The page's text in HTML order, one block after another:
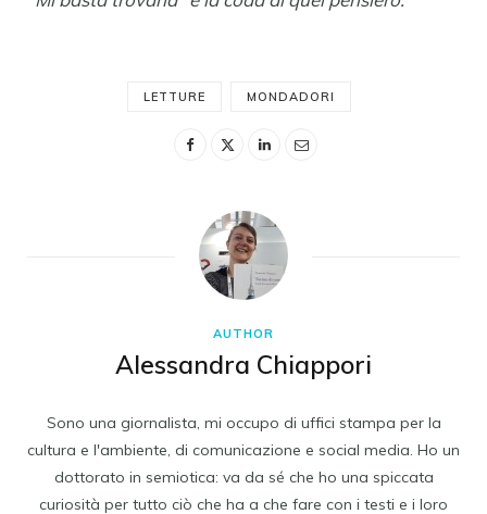
LETTURE MONDADORI
AUTHOR
Alessandra Chiappori
Sono una giornalista, mi occupo di uffici stampa per la
cultura e l'ambiente, di comunicazione e social media. Ho un
dottorato in semiotica: va da sé che ho una spiccata
curiosità per tutto ciò che ha a che fare con i testi e i loro